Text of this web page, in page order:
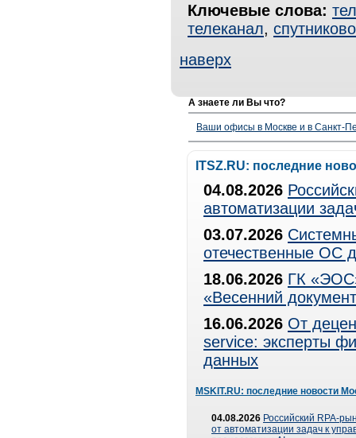
Ключевые слова:
телеканал,
наверх
А знаете ли Вы что?
Ваши офисы в Москве и в Санкт-
ITSZ.RU: последние
04.08.2026
автоматизации
03.07.2026
отечественные ОС
18.06.2026 ГК
«Весенний
16.06.2026 От
service: эксперты
данных
MSKIT.RU: последние новости
04.08.2026 Российский RPA-
от автоматизации задач к